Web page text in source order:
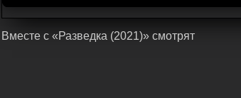
Bмecтe c «Разведка (2021)» cмoтpят